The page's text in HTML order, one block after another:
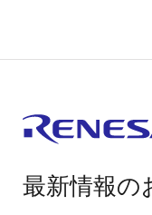
最新情報の